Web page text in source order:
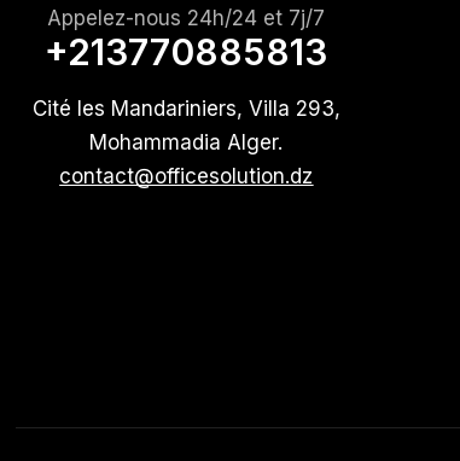
Appelez-nous 24h/24 et 7j/7
+213770885813
Cité les Mandariniers, Villa 293,
Mohammadia Alger.
contact@officesolution.dz